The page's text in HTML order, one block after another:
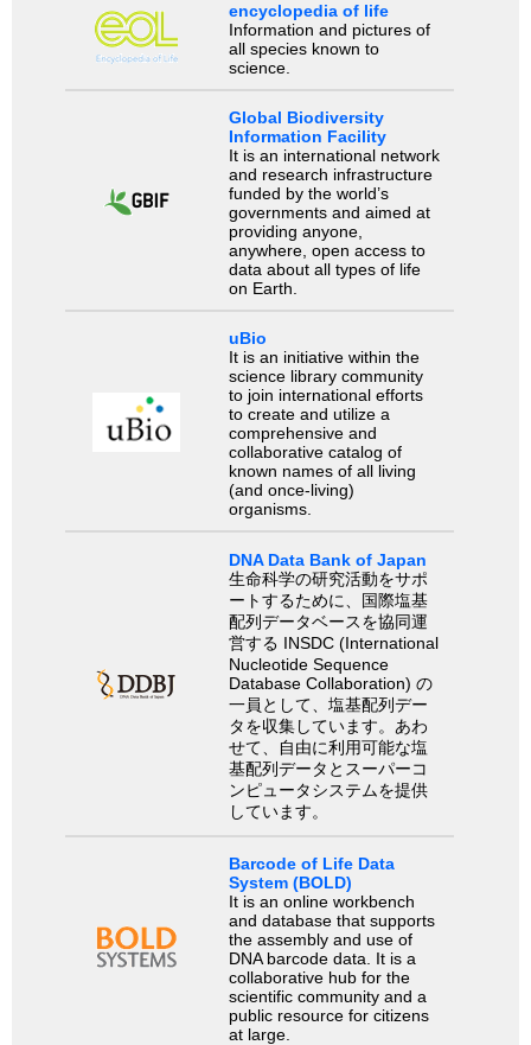
encyclopedia of life
Information and pictures of
all species known to
science.
Global Biodiversity
Information Facility
It is an international network
and research infrastructure
funded by the world’s
governments and aimed at
providing anyone,
anywhere, open access to
data about all types of life
on Earth.
uBio
It is an initiative within the
science library community
to join international efforts
to create and utilize a
comprehensive and
collaborative catalog of
known names of all living
(and once-living)
organisms.
DNA Data Bank of Japan
生命科学の研究活動をサポ
ートするために、国際塩基
配列データベースを協同運
営する INSDC (International
Nucleotide Sequence
Database Collaboration) の
一員として、塩基配列デー
タを収集しています。あわ
せて、自由に利用可能な塩
基配列データとスーパーコ
ンピュータシステムを提供
しています。
Barcode of Life Data
System (BOLD)
It is an online workbench
and database that supports
the assembly and use of
DNA barcode data. It is a
collaborative hub for the
scientific community and a
public resource for citizens
at large.